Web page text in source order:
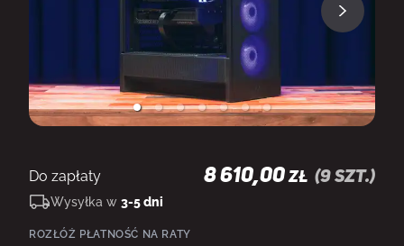
Do zapłaty 8 610,00 ZŁ (9 szt.)
Wysyłka w 3-5 dni
ROZŁÓŻ PŁATNOŚĆ NA RATY